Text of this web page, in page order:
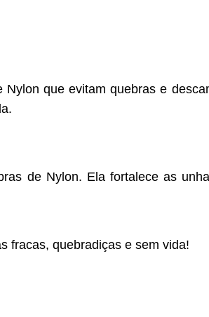
que evitam quebras e
de Nylon. Ela fortalece as
fracas, quebradiças e sem vida!